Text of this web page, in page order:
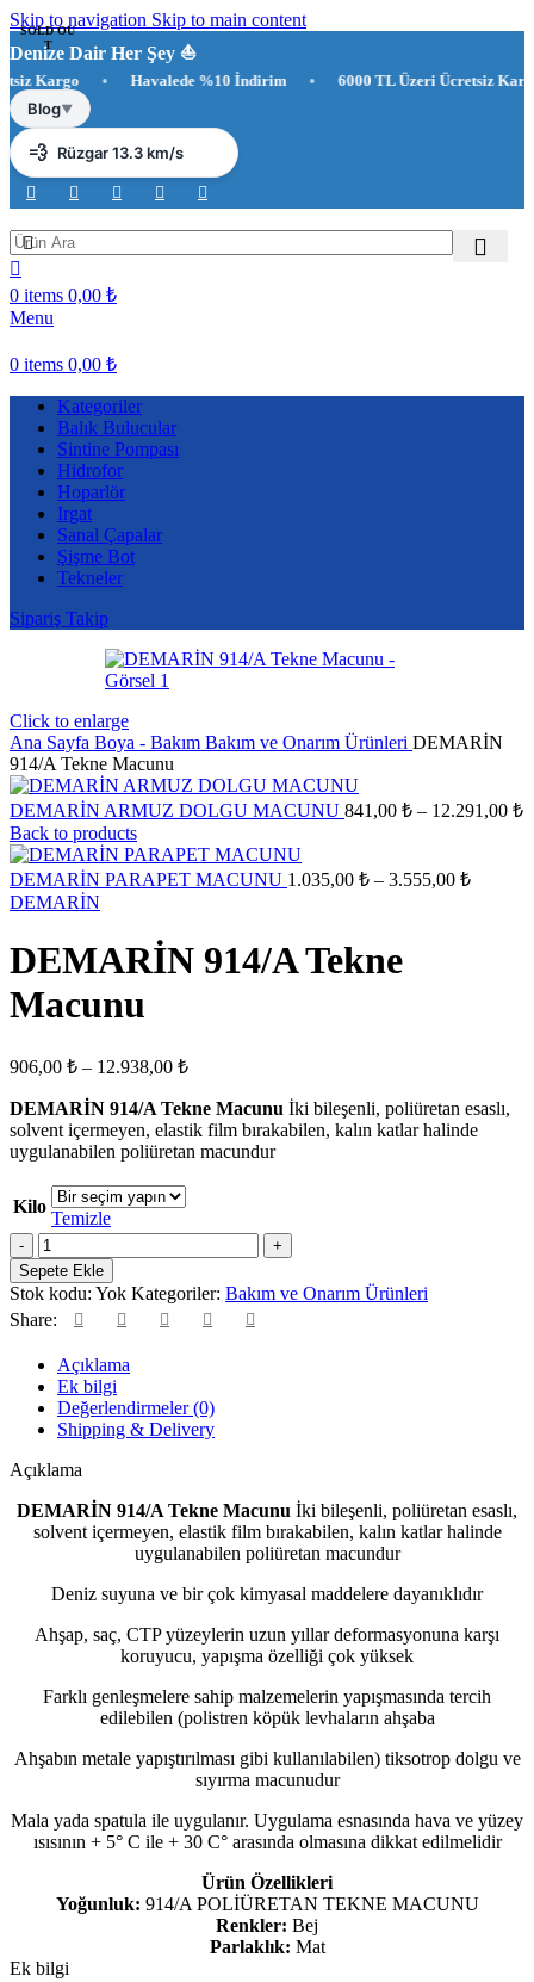
Skip to navigation Skip to main content
Denize Dair Her Şey ⛵️
Kargo • Havalede %10 İndirim • 6000 TL Üzeri Ücretsiz Kargo
Blog▼
☀️ Antalya 30°C
💨 Rüzgar 13.3 km/s
💧 Nem %84
0 items 0,00 ₺
Menu
0 items 0,00 ₺
Kategoriler
Balık Bulucular
Sintine Pompası
Hidrofor
Hoparlör
Irgat
Sanal Çapalar
Şişme Bot
Tekneler
Sipariş Takip
SOLD OU
T
Click to enlarge
Ana Sayfa Boya - Bakım Bakım ve Onarım Ürünleri DEMARİN
914/A Tekne Macunu
DEMARİN ARMUZ DOLGU MACUNU 841,00 ₺ – 12.291,00 ₺
Back to products
DEMARİN PARAPET MACUNU 1.035,00 ₺ – 3.555,00 ₺Fiyat
DEMARİN
DEMARİN 914/A Tekne
Macunu
906,00 ₺ – 12.938,00 ₺Fiyat
906,00 ₺
-
12.938,00 ₺
DEMARİN 914/A Tekne Macunu İki bileşenli, poliüretan esaslı,
solvent içermeyen, elastik film bırakabilen, kalın katlar halinde
uygulanabilen poliüretan macundur
Kilo
Temizle
DEMARİN
914/A
Tekne
Macunu
adet
Sepete Ekle
Stok kodu: Yok Kategoriler: Bakım ve Onarım Ürünleri
Share:
Açıklama
Ek bilgi
Değerlendirmeler (0)
Shipping & Delivery
Açıklama
DEMARİN 914/A Tekne Macunu İki bileşenli, poliüretan esaslı,
solvent içermeyen, elastik film bırakabilen, kalın katlar halinde
uygulanabilen poliüretan macundur
Deniz suyuna ve bir çok kimyasal maddelere dayanıklıdır
Ahşap, saç, CTP yüzeylerin uzun yıllar deformasyonuna karşı
koruyucu, yapışma özelliği çok yüksek
Farklı genleşmelere sahip malzemelerin yapışmasında tercih
edilebilen (polistren köpük levhaların ahşaba
Ahşabın metale yapıştırılması gibi kullanılabilen) tiksotrop dolgu ve
sıyırma macunudur
Mala yada spatula ile uygulanır. Uygulama esnasında hava ve yüzey
ısısının + 5° C ile + 30 C° arasında olmasına dikkat edilmelidir
Ürün Özellikleri
Yoğunluk: 914/A POLİÜRETAN TEKNE MACUNU
Renkler: Bej
Parlaklık: Mat
Ek bilgi